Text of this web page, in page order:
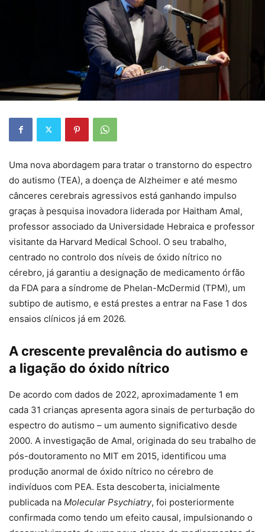
Uma nova abordagem para tratar o transtorno do espectro
do autismo (TEA), a doença de Alzheimer e até mesmo
cânceres cerebrais agressivos está ganhando impulso
graças à pesquisa inovadora liderada por Haitham Amal,
professor associado da Universidade Hebraica e professor
visitante da Harvard Medical School. O seu trabalho,
centrado no controlo dos níveis de óxido nítrico no
cérebro, já garantiu a designação de medicamento órfão
da FDA para a síndrome de Phelan-McDermid (TPM), um
subtipo de autismo, e está prestes a entrar na Fase 1 dos
ensaios clínicos já em 2026.
A crescente prevalência do autismo e
a ligação do óxido nítrico
De acordo com dados de 2022, aproximadamente 1 em
cada 31 crianças apresenta agora sinais de perturbação do
espectro do autismo – um aumento significativo desde
2000. A investigação de Amal, originada do seu trabalho de
pós-doutoramento no MIT em 2015, identificou uma
produção anormal de óxido nítrico no cérebro de
indivíduos com PEA. Esta descoberta, inicialmente
publicada na Molecular Psychiatry, foi posteriormente
confirmada como tendo um efeito causal, impulsionando o